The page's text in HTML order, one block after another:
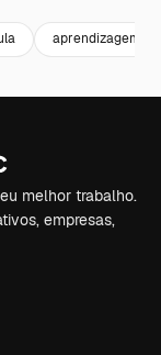
aprendizagem
melhor trabalho.
empresas,